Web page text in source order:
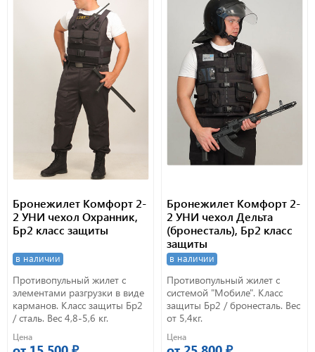
Бронежилет Комфорт 2-
2 УНИ чехол Охранник,
Бр2 класс защиты
в наличии
Противопульный жилет с
элементами разгрузки в виде
карманов. Класс защиты Бр2
/ сталь. Вес 4,8-5,6 кг.
Цена
Бронежилет Комфорт 2-
2 УНИ чехол Дельта
(бронесталь), Бр2 класс
защиты
в наличии
Противопульный жилет с
системой "Мобиле". Класс
защиты Бр2 / бронесталь. Вес
от 5,4кг.
Цена